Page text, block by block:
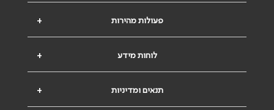
+ פעולות מהירות
+ לוחות מידע
+ תנאים ומדיניות